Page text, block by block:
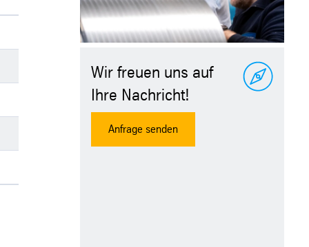
Wir freuen uns auf
Ihre Nachricht!
Anfrage senden